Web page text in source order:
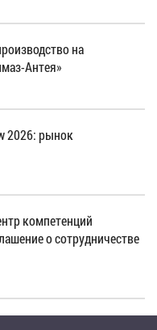
на
Антея»
2026: рынок
компетенций
о сотрудничестве